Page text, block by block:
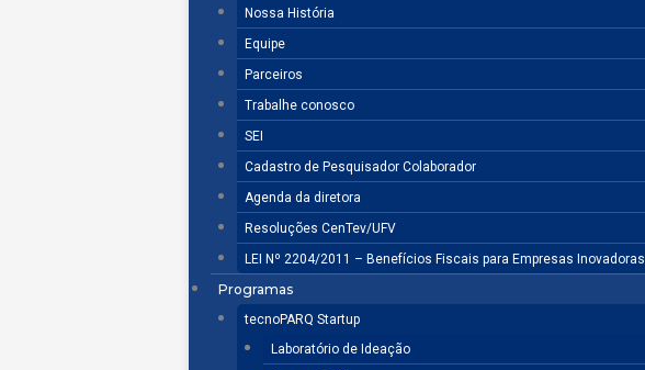
Nossa História
Equipe
Parceiros
Trabalhe conosco
SEI
Cadastro de Pesquisador Colaborador
Agenda da diretora
Resoluções CenTev/UFV
LEI Nº 2204/2011 – Benefícios Fiscais para Empresas Inovadoras
Programas
tecnoPARQ Startup
Laboratório de Ideação